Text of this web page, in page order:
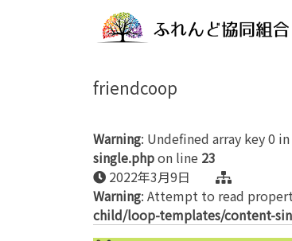
friendcoop
Warning: Undefined array key 0 in
single.phpon line 23
2022年3月9日
Warning: Attempt to read
child/loop-templates/content-